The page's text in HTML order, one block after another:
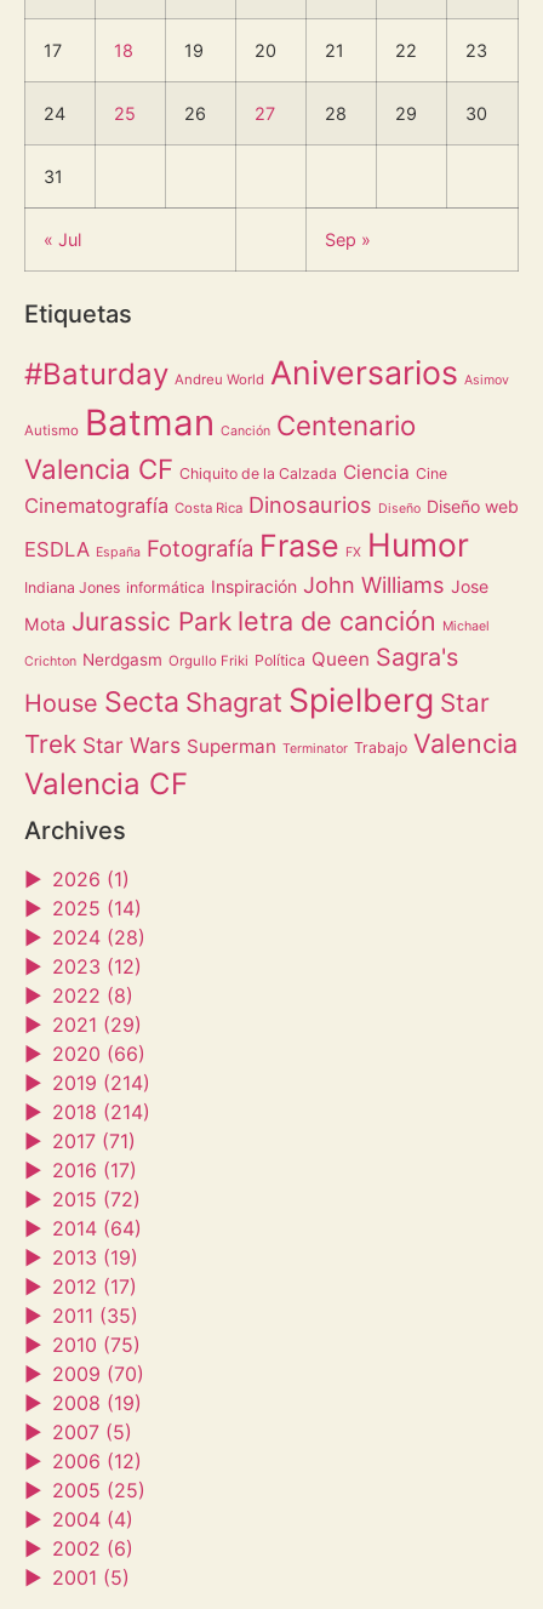
17 18 19 20 21 22 23
24 25 26 27 28 29 30
31
« Jul Sep »
Etiquetas
#Baturday Andreu World Aniversarios Asimov
Autismo Batman Canción Centenario
Valencia CF Chiquito de la Calzada Ciencia Cine
Cinematografía Costa Rica Dinosaurios Diseño Diseño web
ESDLA España Fotografía Frase FX Humor
Indiana Jones informática Inspiración John Williams Jose
Mota Jurassic Park letra de canción Michael
Crichton Nerdgasm Orgullo Friki Política Queen Sagra's
House Secta Shagrat Spielberg Star
Trek Star Wars Superman Terminator Trabajo Valencia
Valencia CF
Archives
► 2026 (1)
► 2025 (14)
► 2024 (28)
► 2023 (12)
► 2022 (8)
► 2021 (29)
► 2020 (66)
► 2019 (214)
► 2018 (214)
► 2017 (71)
► 2016 (17)
► 2015 (72)
► 2014 (64)
► 2013 (19)
► 2012 (17)
► 2011 (35)
► 2010 (75)
► 2009 (70)
► 2008 (19)
► 2007 (5)
► 2006 (12)
► 2005 (25)
► 2004 (4)
► 2002 (6)
► 2001 (5)